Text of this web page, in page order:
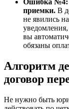
Ошибка №4:
приемки. В
не явились
вы
обязаны
Алгоритм
договор
Не нужно быть